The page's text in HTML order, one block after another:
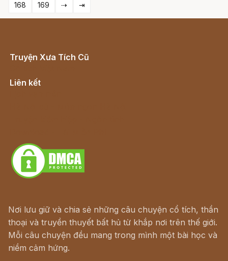
168
169 ⇢ ⇥
Truyện Xưa Tích Cũ
Liên kết
Nơi lưu giữ và chia sẻ những câu chuyện cổ tích, thần
thoại và truyền thuyết bất hủ từ khắp nơi trên thế giới.
Mỗi câu chuyện đều mang trong mình một bài học và
niềm cảm hứng.